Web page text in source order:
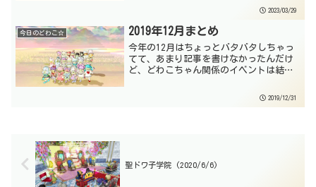
真天使のドレスセット」☆今年のバレン
ス」もそうだったけど...
2023/03/29
今日のどわこ☆ 2019年12月まとめ
今年の12月はちょっとバタバタしちゃっ
てて、あまり記事を書けなかったんだけ
ど、どわこちゃん関係のイベントは結構
てない写真を、大みそかの夜に一気に載
2019/12/31
聖ドワ子学院 (2020/6/6)